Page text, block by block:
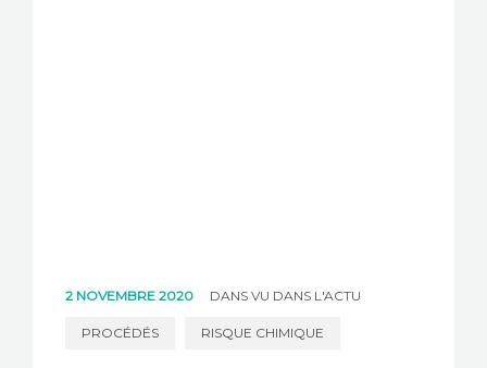
2 NOVEMBRE 2020 DANS VU DANS L'ACTU
PROCÉDÉS RISQUE CHIMIQUE